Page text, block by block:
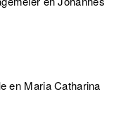
en Maria Catharina